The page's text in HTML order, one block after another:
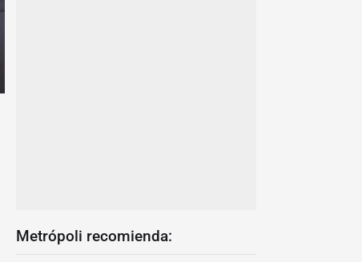
Metrópoli recomienda: